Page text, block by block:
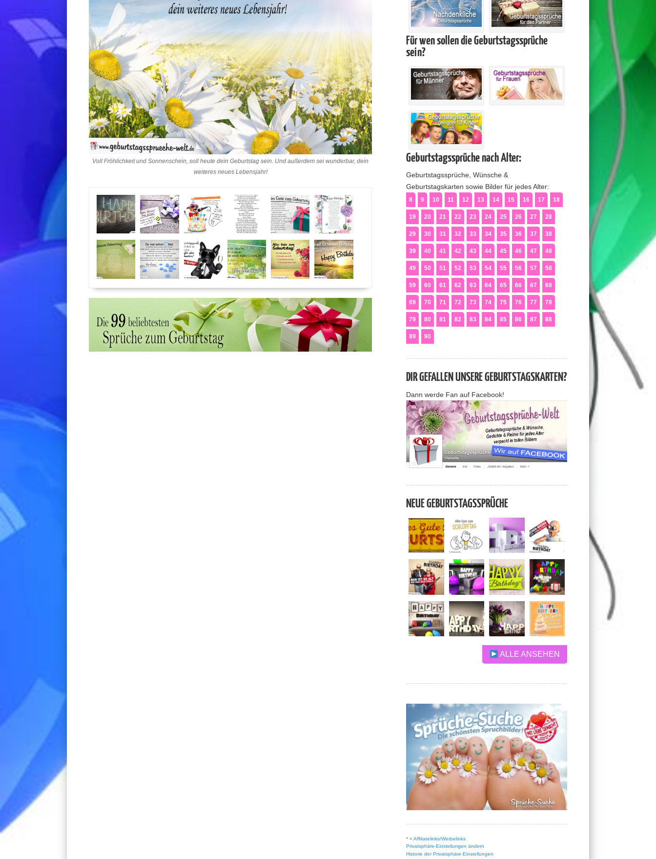
Voll Fröhlichkeit und Sonnenschein, soll heute dein Geburtstag sein. Und außerdem sei wunderbar, dein
weiteres neues Lebensjahr!
Für wen sollen die Geburtstagssprüche
sein?
Geburtstagssprüche nach Alter:
Geburtstagssprüche, Wünsche &
Geburtstagskarten sowie Bilder für jedes Alter:
8 9 10 11 12 13 14 15 16 17 18
19 20 21 22 23 24 25 26 27 28
29 30 31 32 33 34 35 36 37 38
39 40 41 42 43 44 45 46 47 48
49 50 51 52 53 54 55 56 57 58
59 60 61 62 63 64 65 66 67 68
69 70 71 72 73 74 75 76 77 78
79 80 81 82 83 84 85 86 87 88
89 90
DIR GEFALLEN UNSERE GEBURTSTAGSKARTEN?
Dann werde Fan auf Facebook!
NEUE GEBURTSTAGSSPRÜCHE
ALLE ANSEHEN
* =Affiliatelinks/Werbelinks
Privatsphäre-Einstellungen ändern
Historie der Privatsphäre-Einstellungen